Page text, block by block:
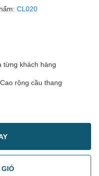
CL020
từng khách hàng
rộng cầu thang